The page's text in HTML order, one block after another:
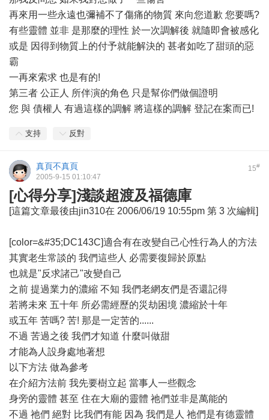
再來用一些永遠也彌補不了傷痛的物質 來向您道歉 您要嗎?
有些靈體 並非 是那麼的理性 於一次調解後 就隨即會被感化
或是 因得到物質上的付予就能解決的 甚者如吃了甜頭的惡
霸
一再來索求 也是有的!
第三者 公正人 所伴演的角色 只是幫你們做個證明
您 與 債權人 有過這樣的調解 將這樣的調解 登記在案而已!
支持 反對
15#
真頁不真頁
2005-9-15 01:10:47
[心得分享]淺談超渡及福德庫
[這篇文章最後由jin310在 2006/06/19 10:55pm 第 3 次編輯]
[color=&#35;DC143C]適合有在改變自己心性行為人的方法
其實老生常談的 我們這些人 必需要復歸於原點
也就是"反求諸己"改變自己
之前 提過業力的濃縮 不知 我們老網友們是否還記得
若將未來 五十年 所必需經歷的災劫困境 濃縮於十年
或五年 苦嗎? 苦! 那是一定苦的......
不過 苦過之後 我們才知道 什麼叫做甜
才能為人設身處地著想
以下方法 做為參考
在介紹方法前 我先要樹立起 當事人一些觀念
身旁的靈體 甚至 住在大廟的靈體 祂們並非是萬能的
不過 祂們 絕對 比我們有能 因為 我們是人 祂們是有德靈體